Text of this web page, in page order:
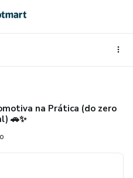
na Prática (do zero
🚗✨